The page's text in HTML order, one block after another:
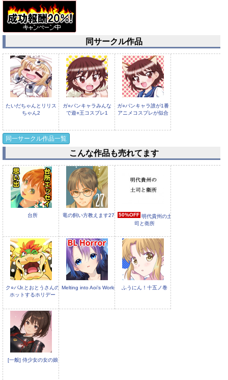
同サークル作品
たいだちゃんとリリス
ちゃん2
ガ○パンキャラみんな
で遊○王コスプレ1
ガ○パンキャラ誰が1番
アニメコスプレが似合
ガ○パンキャラ誰が1番
ゴス○○が似合うか大会
総集編
ガ○パンキャラ誰が1番
アニメコスプレが似合
うか大会2
同一サークル作品一覧
こんな作品も売れてます
台所 竜の飼い方教えます27 50%OFF 明代貴州の土
司と衛所
ク○パJr.とおとうさんの
ホットするホリデー
Melting into Aoi’s World ふうにん！十五ノ巻
[一般] 侍少女の女の娘